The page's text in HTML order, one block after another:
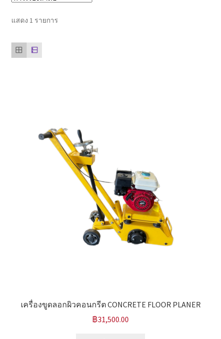
ตะกร้าสินค้า
ติดต่อเรา
แสดง 1 รายการ
เครื่องขูดลอกผิวคอนกรีต CONCRETE FLOOR PLANER
฿31,500.00